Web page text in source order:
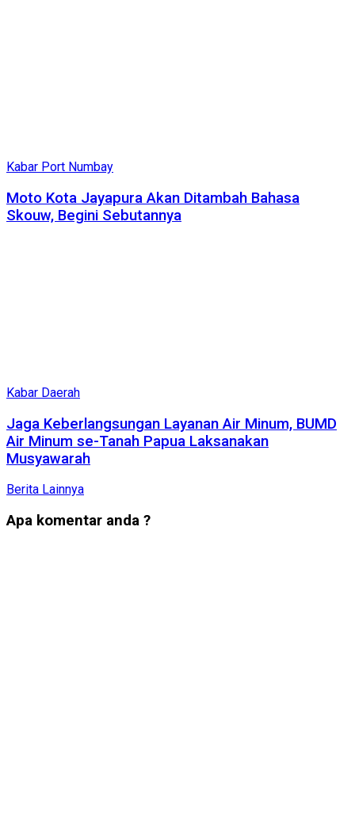
Kabar Port Numbay
Moto Kota Jayapura Akan Ditambah Bahasa
Skouw, Begini Sebutannya
Kabar Daerah
Jaga Keberlangsungan Layanan Air Minum, BUMD
Air Minum se-Tanah Papua Laksanakan
Musyawarah
Berita Lainnya
Apa komentar anda ?